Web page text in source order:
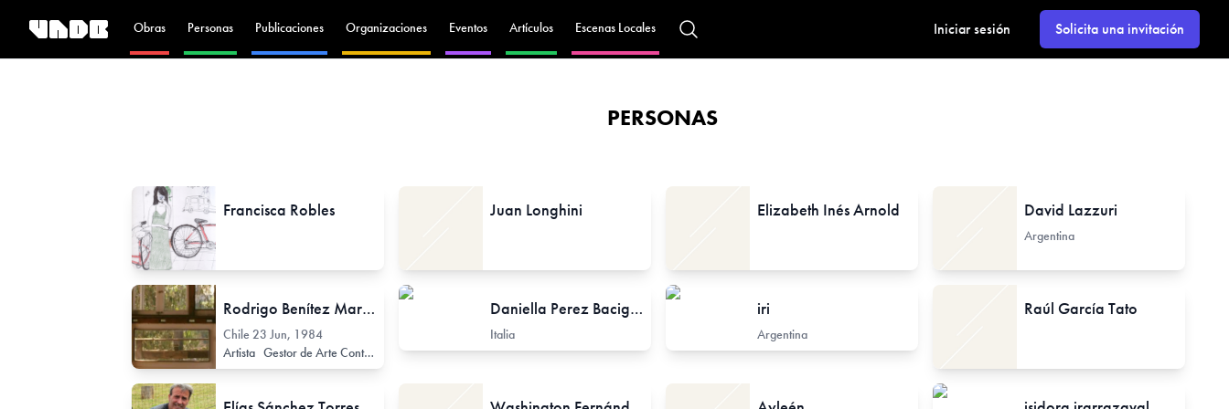
Obras Personas Publicaciones Organizaciones Eventos Artículos Escenas Locales Iniciar sesión Solicita una invitación
PERSONAS
Francisca Robles Juan Longhini Elizabeth Inés Arnold David Lazzuri
Argentina
Rodrigo Benítez Marengop
Chile 23 Jun, 1984
Artista Gestor de Arte Contemporáneo Profesor / Docente no formal
Daniella Perez Bacigalupo
Italia
iri
Argentina
Raúl García Tato